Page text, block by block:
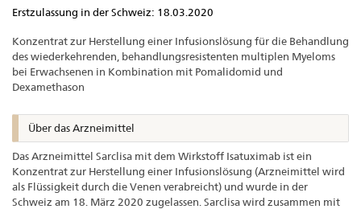
–
Erstzulassung in der Schweiz: 18.03.2020
Konzentrat zur Herstellung einer Infusionslösung für die Behandlung
des wiederkehrenden, behandlungsresistenten multiplen Myeloms
bei Erwachsenen in Kombination mit Pomalidomid und
Dexamethason
Über das Arzneimittel
Das Arzneimittel Sarclisa mit dem Wirkstoff Isatuximab ist ein
Konzentrat zur Herstellung einer Infusionslösung (Arzneimittel wird
als Flüssigkeit durch die Venen verabreicht) und wurde in der
Schweiz am 18. März 2020 zugelassen. Sarclisa wird zusammen mit